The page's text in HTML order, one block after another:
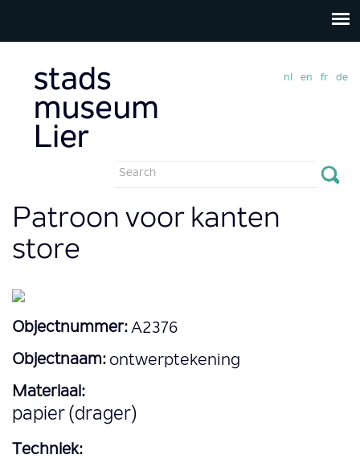
Search
nl en fr de
Patroon voor kanten
store
Objectnummer: A2376
Objectnaam: ontwerptekening
Materiaal:
papier (drager)
Techniek: